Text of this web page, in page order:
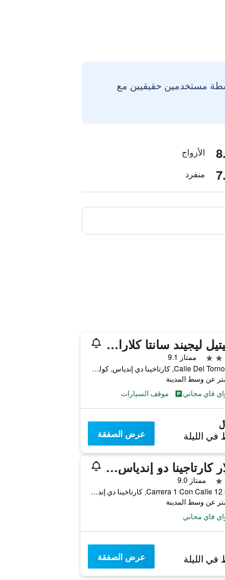
مستخدمين حقيقيين مع
الأزواج
منفرد
سويفيتيل ليجيند سانتا كلارا كارتاجينا
ممتاز 9.1
Calle Del Torno, 39 - 29, كارتاخينا دي إندياس, كولومبيا
فاي مجاني
موقف السيارات
في الليلة عرض الصفقة
إيستلار كارتاجينا دو إندياس هوتل
ممتاز 9.0
Carrera 1 Con Calle 12 Esquina, كارتاخينا دي إندياس, كولومبيا
فاي مجاني
في الليلة عرض الصفقة